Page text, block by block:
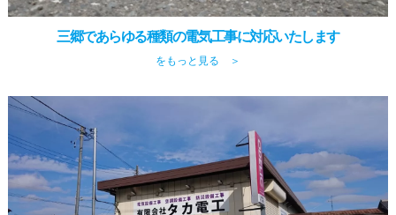
三郷であらゆる種類の電気工事に対応いたします
をもっと見る ＞